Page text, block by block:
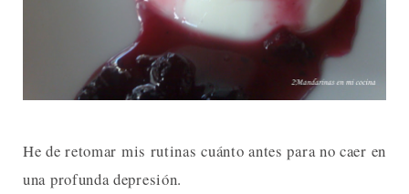
He de retomar mis rutinas cuánto antes para no caer en
una profunda depresión.